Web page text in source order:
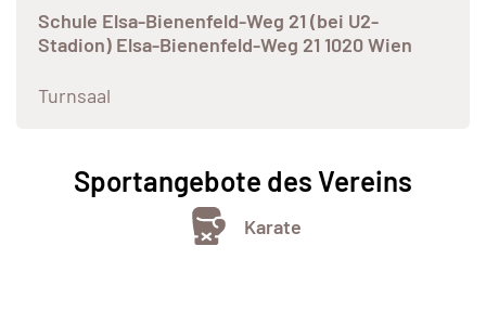
Schule Elsa-Bienenfeld-Weg 21 (bei U2-
Stadion) Elsa-Bienenfeld-Weg 21 1020 Wien
Turnsaal
Sportangebote des Vereins
Karate